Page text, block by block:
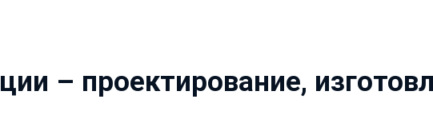
– проектирование,